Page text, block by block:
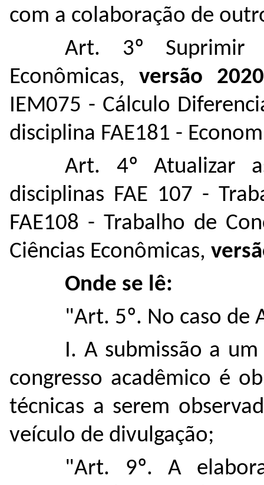
com a colaboração de
Art. 3º Suprimir
Econômicas,versão 2020
IEM075 - Cálculo
disciplina FAE181 -
Art. 4º Atualizar
disciplinas FAE 107 -
FAE108 - Trabalho de
Ciências Econômicas,
Onde se lê:
"Art. 5º. No caso de
I. A submissão a
congresso acadêmico é
técnicas a serem
veículo de divulgação;
"Art. 9º. A